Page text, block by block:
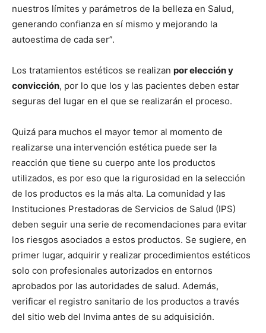
nuestros límites y parámetros de la belleza en Salud,
generando confianza en sí mismo y mejorando la
autoestima de cada ser”.
Los tratamientos estéticos se realizan por elección y
convicción, por lo que los y las pacientes deben estar
seguras del lugar en el que se realizarán el proceso.
Quizá para muchos el mayor temor al momento de
realizarse una intervención estética puede ser la
reacción que tiene su cuerpo ante los productos
utilizados, es por eso que la rigurosidad en la selección
de los productos es la más alta. La comunidad y las
Instituciones Prestadoras de Servicios de Salud (IPS)
deben seguir una serie de recomendaciones para evitar
los riesgos asociados a estos productos. Se sugiere, en
primer lugar, adquirir y realizar procedimientos estéticos
solo con profesionales autorizados en entornos
aprobados por las autoridades de salud. Además,
verificar el registro sanitario de los productos a través
del sitio web del Invima antes de su adquisición.